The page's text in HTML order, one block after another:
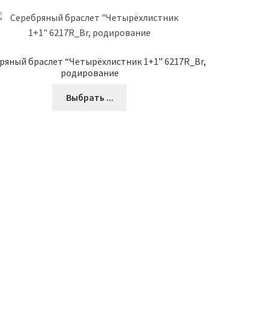
браслет “Четырёхлистник 1+1” 6217R_Br,
родирование
Выбрать ...